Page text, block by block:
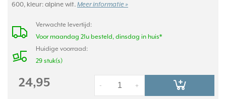
600, kleur: alpine wit. Meer informatie »
Verwachte levertijd:
Voor maandag 21u besteld, dinsdag in huis*
Huidige voorraad:
29 stuk(s)
24,95 +
-